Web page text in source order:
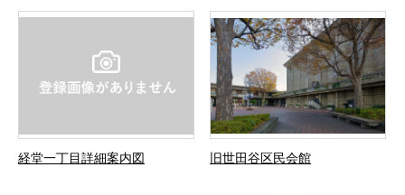
経堂一丁目詳細案内図 旧世田谷区民会館